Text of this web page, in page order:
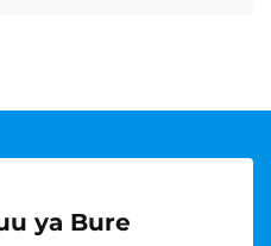
ya Bure